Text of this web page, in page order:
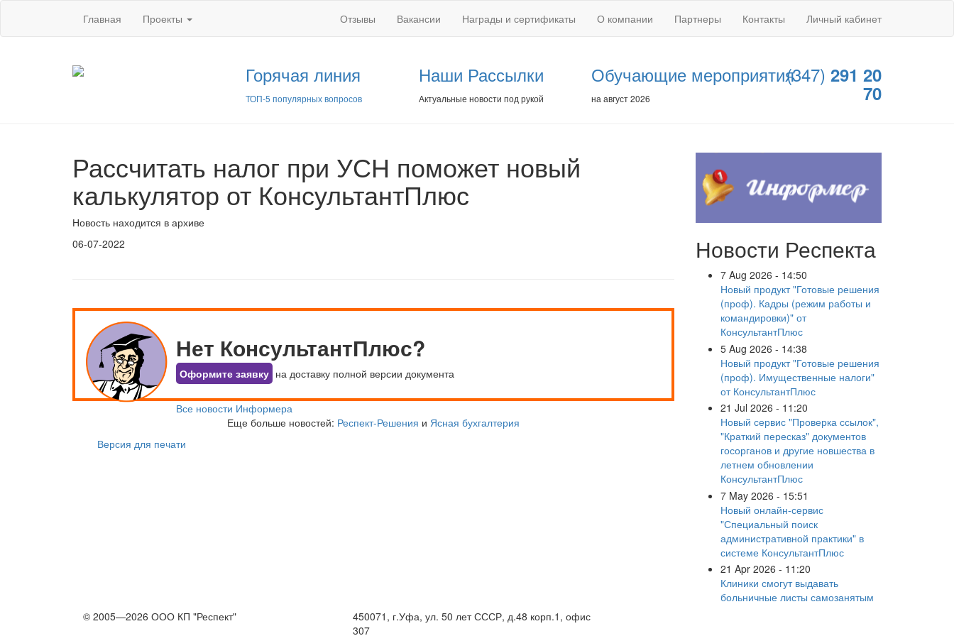
Главная Проекты Отзывы Вакансии Награды и сертификаты О компании Партнеры Контакты Личный кабинет
Горячая линия
ТОП-5 популярных вопросов
Наши Рассылки
Актуальные новости под рукой
Обучающие мероприятия
на август 2026
(347) 291 20
70
Рассчитать налог при УСН поможет новый
калькулятор от КонсультантПлюс
Новость находится в архиве
06-07-2022
Нет КонсультантПлюс?
Оформите заявку на доставку полной версии документа
Все новости Информера
Еще больше новостей: Респект-Решения и Ясная бухгалтерия
Версия для печати
Новости Респекта
7 Aug 2026 - 14:50
Новый продукт "Готовые решения
(проф). Кадры (режим работы и
командировки)" от
КонсультантПлюс
5 Aug 2026 - 14:38
Новый продукт "Готовые решения
(проф). Имущественные налоги"
от КонсультантПлюс
21 Jul 2026 - 11:20
Новый сервис "Проверка ссылок",
"Краткий пересказ" документов
госорганов и другие новшества в
летнем обновлении
КонсультантПлюс
7 May 2026 - 15:51
Новый онлайн-сервис
"Специальный поиск
административной практики" в
системе КонсультантПлюс
21 Apr 2026 - 11:20
Клиники смогут выдавать
больничные листы самозанятым
© 2005—2026 ООО КП "Респект"
450071, г.Уфа, ул. 50 лет СССР, д.48 корп.1, офис
307